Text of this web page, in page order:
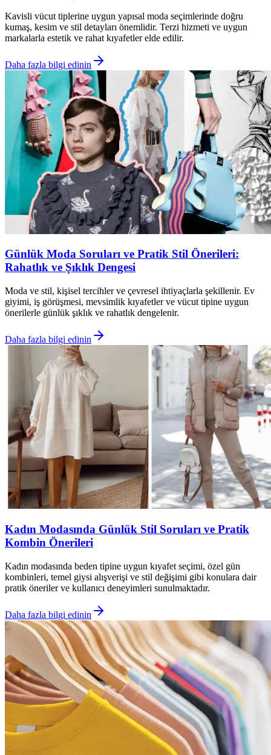
Kavisli vücut tiplerine uygun yapısal moda seçimlerinde doğru
kumaş, kesim ve stil detayları önemlidir. Terzi hizmeti ve uygun
markalarla estetik ve rahat kıyafetler elde edilir.
Daha fazla bilgi edinin
Günlük Moda Soruları ve Pratik Stil Önerileri:
Rahatlık ve Şıklık Dengesi
Moda ve stil, kişisel tercihler ve çevresel ihtiyaçlarla şekillenir. Ev
giyimi, iş görüşmesi, mevsimlik kıyafetler ve vücut tipine uygun
önerilerle günlük şıklık ve rahatlık dengelenir.
Daha fazla bilgi edinin
Kadın Modasında Günlük Stil Soruları ve Pratik
Kombin Önerileri
Kadın modasında beden tipine uygun kıyafet seçimi, özel gün
kombinleri, temel giysi alışverişi ve stil değişimi gibi konulara dair
pratik öneriler ve kullanıcı deneyimleri sunulmaktadır.
Daha fazla bilgi edinin